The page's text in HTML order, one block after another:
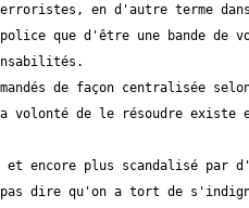
en d'autre terme
que d'être une bande de
encore plus scandalisé par
dire qu'on a tort de